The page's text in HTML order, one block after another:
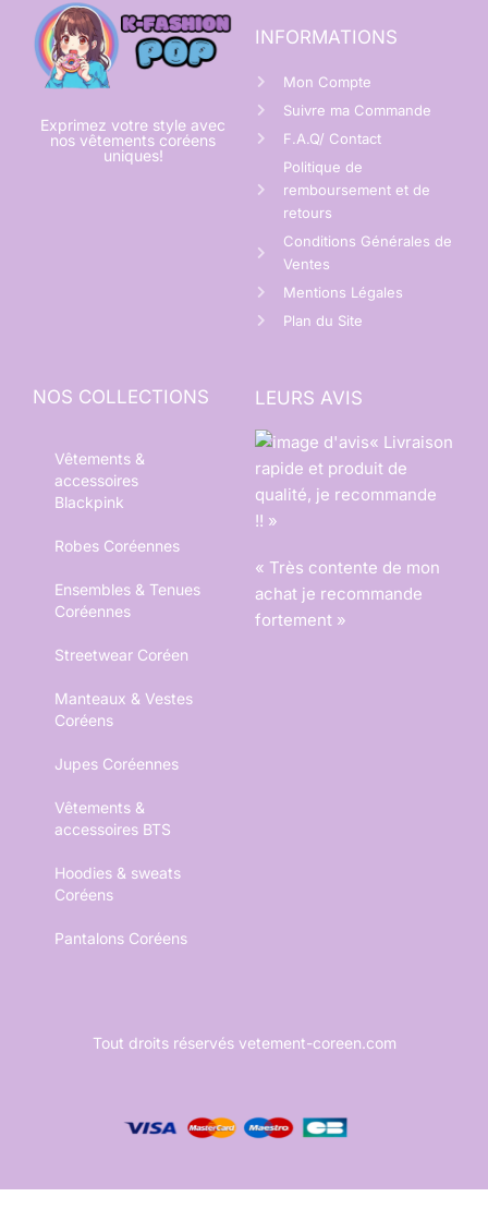
Exprimez votre style avec
nos vêtements coréens
uniques!
INFORMATIONS
Mon Compte
Suivre ma Commande
F.A.Q/ Contact
Politique de
remboursement et de
retours
Conditions Générales de
Ventes
Mentions Légales
Plan du Site
NOS COLLECTIONS
Vêtements &
accessoires
Blackpink
Robes Coréennes
Ensembles & Tenues
Coréennes
Streetwear Coréen
Manteaux & Vestes
Coréens
Jupes Coréennes
Vêtements &
accessoires BTS
Hoodies & sweats
Coréens
Pantalons Coréens
LEURS AVIS
« Livraison
rapide et produit de
qualité, je recommande
!! »
« Très contente de mon
achat je recommande
fortement »
Tout droits réservés vetement-coreen.com